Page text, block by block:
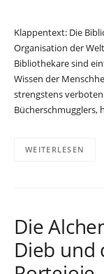
Klappentext: Die
Organisation der
Bibliothekare sind
Wissen der
strengstens
Bücherschmugglers,
WEITERLESEN
Die
Dieb und